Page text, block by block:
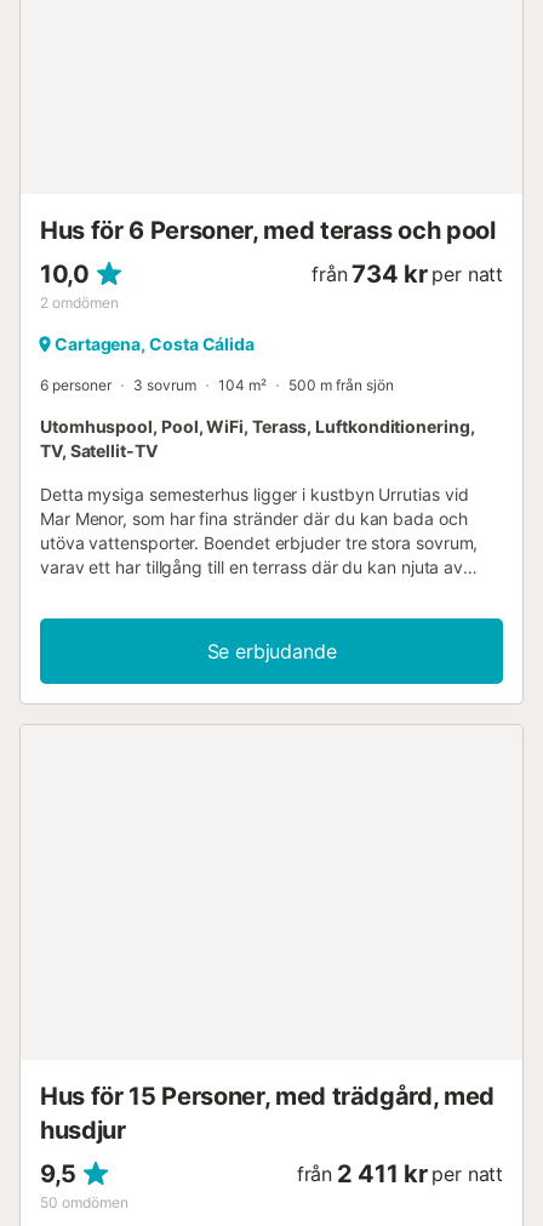
tågstationen Balsic...
Hus för 6 Personer, med terass och pool
10,0
2 omdömen
från 734 kr per natt
Cartagena, Costa Cálida
6 personer 3 sovrum 104 m² 500 m från sjön
Utomhuspool, Pool, WiFi, Terass, Luftkonditionering,
TV, Satellit-TV
Detta mysiga semesterhus ligger i kustbyn Urrutias vid
Mar Menor, som har fina stränder där du kan bada och
utöva vattensporter. Boendet erbjuder tre stora sovrum,
varav ett har tillgång till en terrass där du kan njuta av
vardagsrummet/matsalen är perfekt för att njuta av tid
tillsammans. Utanför finns en pool på plats för ett
uppfriskande dopp, en grill och ett stort matbord för
middagar utomhus. I omgivningarna hittar du städer som
Se erbjudande
Hus för 15 Personer, med trädgård, med
husdjur
9,5
50 omdömen
från 2 411 kr per natt